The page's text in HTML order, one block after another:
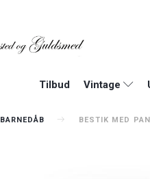
Tilbud Vintage
BARNEDÅB BESTIK MED